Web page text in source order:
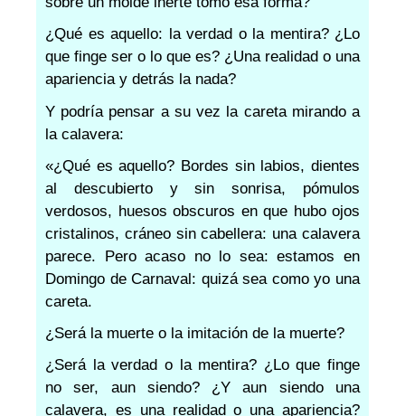
¿Qué es aquello: la verdad o la mentira? ¿Lo
que finge ser o lo que es? ¿Una realidad o una
apariencia y detrás la nada?
Y podría pensar a su vez la careta mirando a
la calavera:
«¿Qué es aquello? Bordes sin labios, dientes
al descubierto y sin sonrisa, pómulos
verdosos, huesos obscuros en que hubo ojos
cristalinos, cráneo sin cabellera: una calavera
parece. Pero acaso no lo sea: estamos en
Domingo de Carnaval: quizá sea como yo una
careta.
¿Será la muerte o la imitación de la muerte?
¿Será la verdad o la mentira? ¿Lo que finge
no ser, aun siendo? ¿Y aun siendo una
calavera, es una realidad o una apariencia?